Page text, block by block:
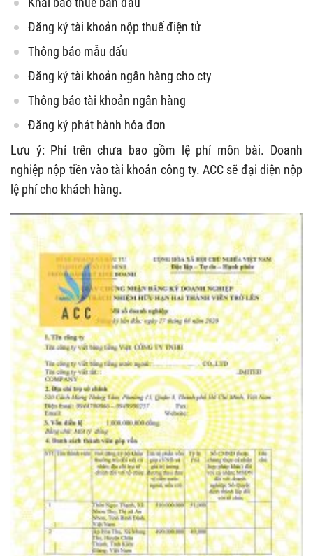
Đăng ký tài khoản nộp thuế điện tử
Thông báo mẫu dấu
Đăng ký tài khoản ngân hàng cho cty
Thông báo tài khoản ngân hàng
Đăng ký phát hành hóa đơn
Lưu ý: Phí trên chưa bao gồm lệ phí môn bài. Doanh
nghiệp nộp tiền vào tài khoản công ty. ACC sẽ đại diện nộp
lệ phí cho khách hàng.